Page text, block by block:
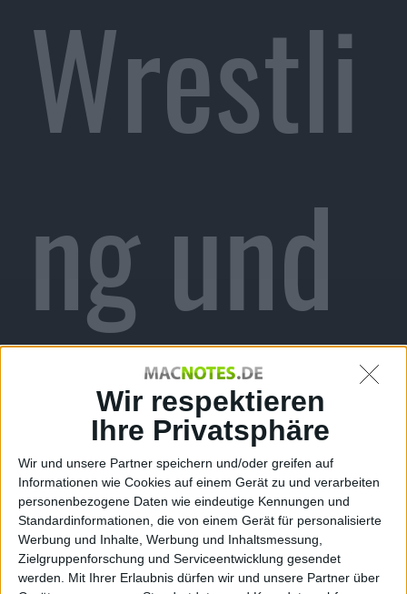
Wir respektieren
Ihre Privatsphäre
Wir und unsere Partner speichern und/oder greifen auf
Informationen wie Cookies auf einem Gerät zu und verarbeiten
personenbezogene Daten wie eindeutige Kennungen und
Standardinformationen, die von einem Gerät für personalisierte
Werbung und Inhalte, Werbung und Inhaltsmessung,
Zielgruppenforschung und Serviceentwicklung gesendet
werden. Mit Ihrer Erlaubnis dürfen wir und unsere Partner über
Wrestli
ng und
Columb